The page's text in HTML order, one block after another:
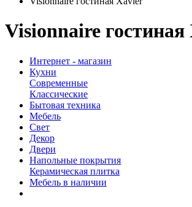
Visionnaire
Интернет - магазин
Кухни
Современные
Классические
Бытовая техника
Мебель
Свет
Декор
Двери
Напольные покрытия
Керамическая плитка
Мебель в наличии